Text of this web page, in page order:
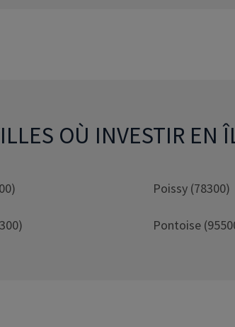
OÙ INVESTIR EN
Poissy (78300)
Pontoise